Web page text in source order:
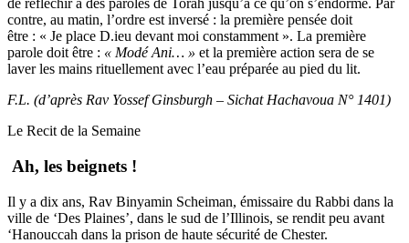
de réfléchir à des paroles de Torah jusqu’à ce qu’on s’endorme. Par
contre, au matin, l’ordre est inversé : la première pensée doit
être : « Je place D.ieu devant moi constamment ». La première
parole doit être : « Modé Ani… » et la première action sera de se
laver les mains rituellement avec l’eau préparée au pied du lit.
F.L. (d’après Rav Yossef Ginsburgh – Sichat Hachavoua N° 1401)
Le Recit de la Semaine
Ah, les beignets !
Il y a dix ans, Rav Binyamin Scheiman, émissaire du Rabbi dans la
ville de ‘Des Plaines’, dans le sud de l’Illinois, se rendit peu avant
‘Hanouccah dans la prison de haute sécurité de Chester.